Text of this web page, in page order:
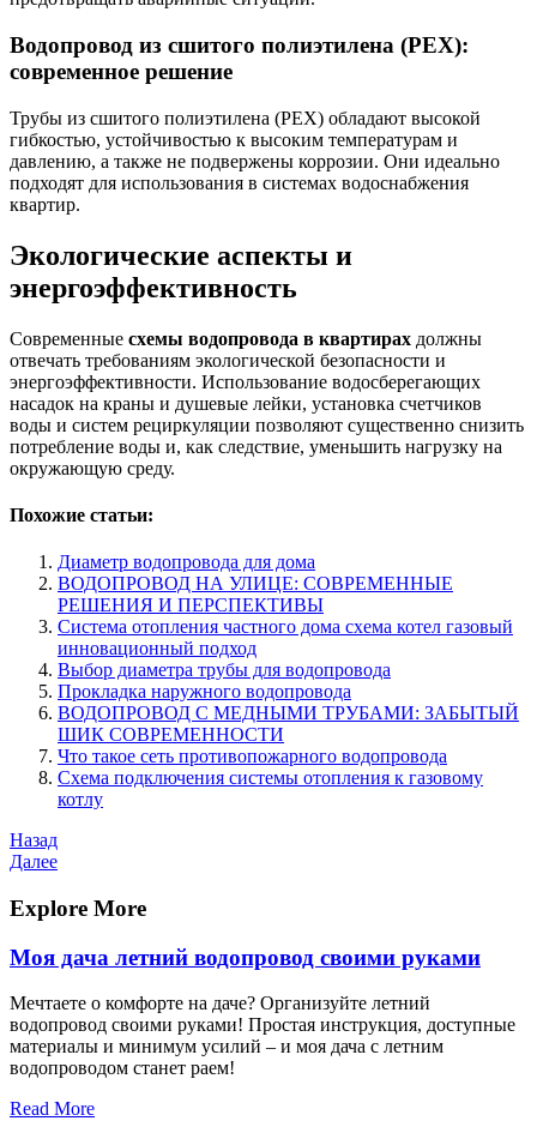
Водопровод из сшитого полиэтилена (PEX):
современное решение
Трубы из сшитого полиэтилена (PEX) обладают высокой
гибкостью, устойчивостью к высоким температурам и
давлению, а также не подвержены коррозии. Они идеально
подходят для использования в системах водоснабжения
квартир.
Экологические аспекты и
энергоэффективность
Современные схемы водопровода в квартирах должны
отвечать требованиям экологической безопасности и
энергоэффективности. Использование водосберегающих
насадок на краны и душевые лейки, установка счетчиков
воды и систем рециркуляции позволяют существенно снизить
потребление воды и, как следствие, уменьшить нагрузку на
окружающую среду.
Похожие статьи:
Диаметр водопровода для дома
ВОДОПРОВОД НА УЛИЦЕ: СОВРЕМЕННЫЕ
РЕШЕНИЯ И ПЕРСПЕКТИВЫ
Система отопления частного дома схема котел газовый
инновационный подход
Выбор диаметра трубы для водопровода
Прокладка наружного водопровода
ВОДОПРОВОД С МЕДНЫМИ ТРУБАМИ: ЗАБЫТЫЙ
ШИК СОВРЕМЕННОСТИ
Что такое сеть противопожарного водопровода
Схема подключения системы отопления к газовому
котлу
Навигация
по
записям
Предыдущая
запись
Назад
Следующая
Далее
Explore More
Моя дача летний водопровод своими руками
Мечтаете о комфорте на даче? Организуйте летний
водопровод своими руками! Простая инструкция, доступные
материалы и минимум усилий – и моя дача с летним
водопроводом станет раем!
Read More